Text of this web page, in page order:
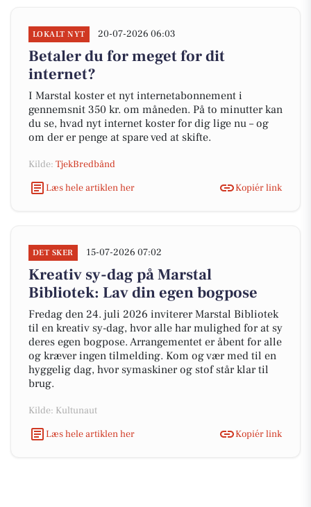
LOKALT NYT 20-07-2026 06:03
Betaler du for meget for dit
internet?
I Marstal koster et nyt internetabonnement i
gennemsnit 350 kr. om måneden. På to minutter kan
du se, hvad nyt internet koster for dig lige nu – og
om der er penge at spare ved at skifte.
Kilde: TjekBredbånd
Læs hele artiklen her
Kopiér link
DET SKER 15-07-2026 07:02
Kreativ sy-dag på Marstal
Bibliotek: Lav din egen bogpose
Fredag den 24. juli 2026 inviterer Marstal Bibliotek
til en kreativ sy-dag, hvor alle har mulighed for at sy
deres egen bogpose. Arrangementet er åbent for alle
og kræver ingen tilmelding. Kom og vær med til en
hyggelig dag, hvor symaskiner og stof står klar til
brug.
Kilde: Kultunaut
Læs hele artiklen her
Kopiér link